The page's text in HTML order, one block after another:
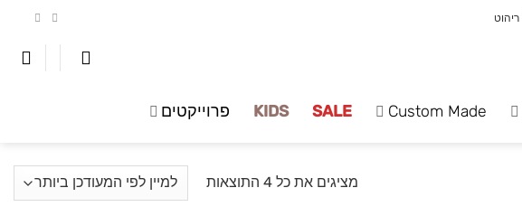
Custom Made
SALE
KIDS פרוייקטים
מציגים את כל ⁦4⁩ התוצאות
ממוין
לפי